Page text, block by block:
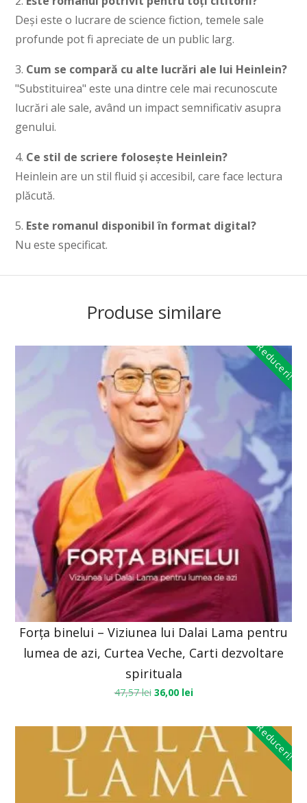
Deși este o lucrare de science fiction, temele sale
profunde pot fi apreciate de un public larg.
3. Cum se compară cu alte lucrări ale lui Heinlein?
"Substituirea" este una dintre cele mai recunoscute
lucrări ale sale, având un impact semnificativ asupra
genului.
4. Ce stil de scriere folosește Heinlein?
Heinlein are un stil fluid și accesibil, care face lectura
plăcută.
5. Este romanul disponibil în format digital?
Nu este specificat.
Produse similare
Reduceri!
Forța binelui – Viziunea lui Dalai Lama pentru
lumea de azi, Curtea Veche, Carti dezvoltare
spirituala
47,57lei 36,00 lei
Reduceri!